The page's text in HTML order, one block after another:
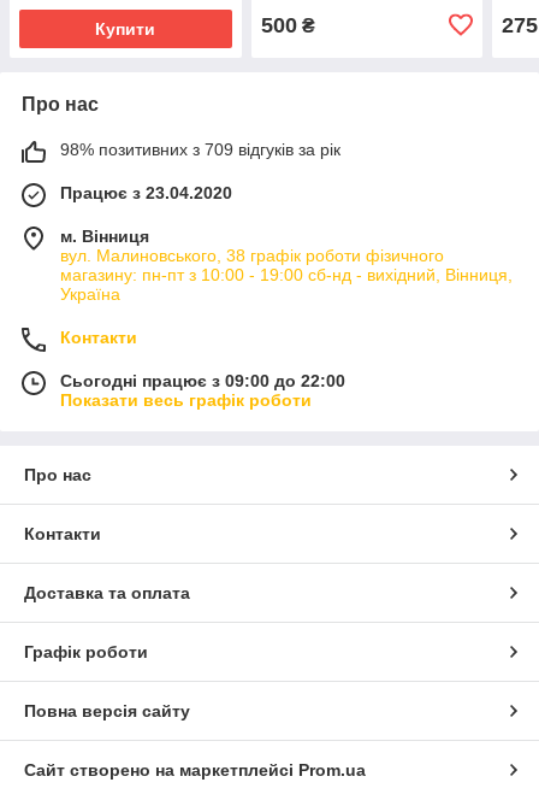
Купити 500₴ 275
Про нас
98% позитивних з 709 відгуків за рік
Працює з 23.04.2020
м. Вінниця
вул. Малиновського, 38 графік роботи фізичного
магазину: пн-пт з 10:00 - 19:00 сб-нд - вихідний, Вінниця,
Україна
Контакти
Сьогодні працює з 09:00 до 22:00
Показати весь графік роботи
Про нас
Контакти
Доставка та оплата
Графік роботи
Повна версія сайту
Сайт створено на маркетплейсі Prom.ua